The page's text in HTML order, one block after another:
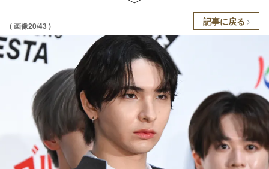
( 画像20/43 ) 記事に戻る